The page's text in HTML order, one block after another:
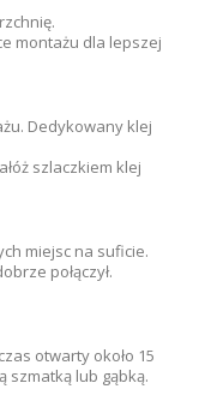
montażu dla lepszej
Dedykowany klej
szlaczkiem klej
miejsc na suficie.
połączył.
otwarty około 15
szmatką lub gąbką.